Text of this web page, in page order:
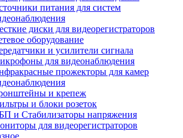
питания для систем
диски для видеорегистраторов
оборудование
и усилители сигнала
для видеонаблюдения
прожекторы для камер
и крепеж
и блоки розеток
и Стабилизаторы напряжения
для видеорегистраторов